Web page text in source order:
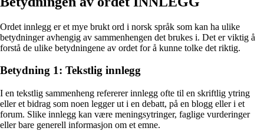
Ordet innlegg er et mye brukt ord i norsk språk som kan ha ulike
betydninger avhengig av sammenhengen det brukes i. Det er viktig å
forstå de ulike betydningene av ordet for å kunne tolke det riktig.
Betydning 1: Tekstlig innlegg
I en tekstlig sammenheng refererer innlegg ofte til en skriftlig ytring
eller et bidrag som noen legger ut i en debatt, på en blogg eller i et
forum. Slike innlegg kan være meningsytringer, faglige vurderinger
eller bare generell informasjon om et emne.